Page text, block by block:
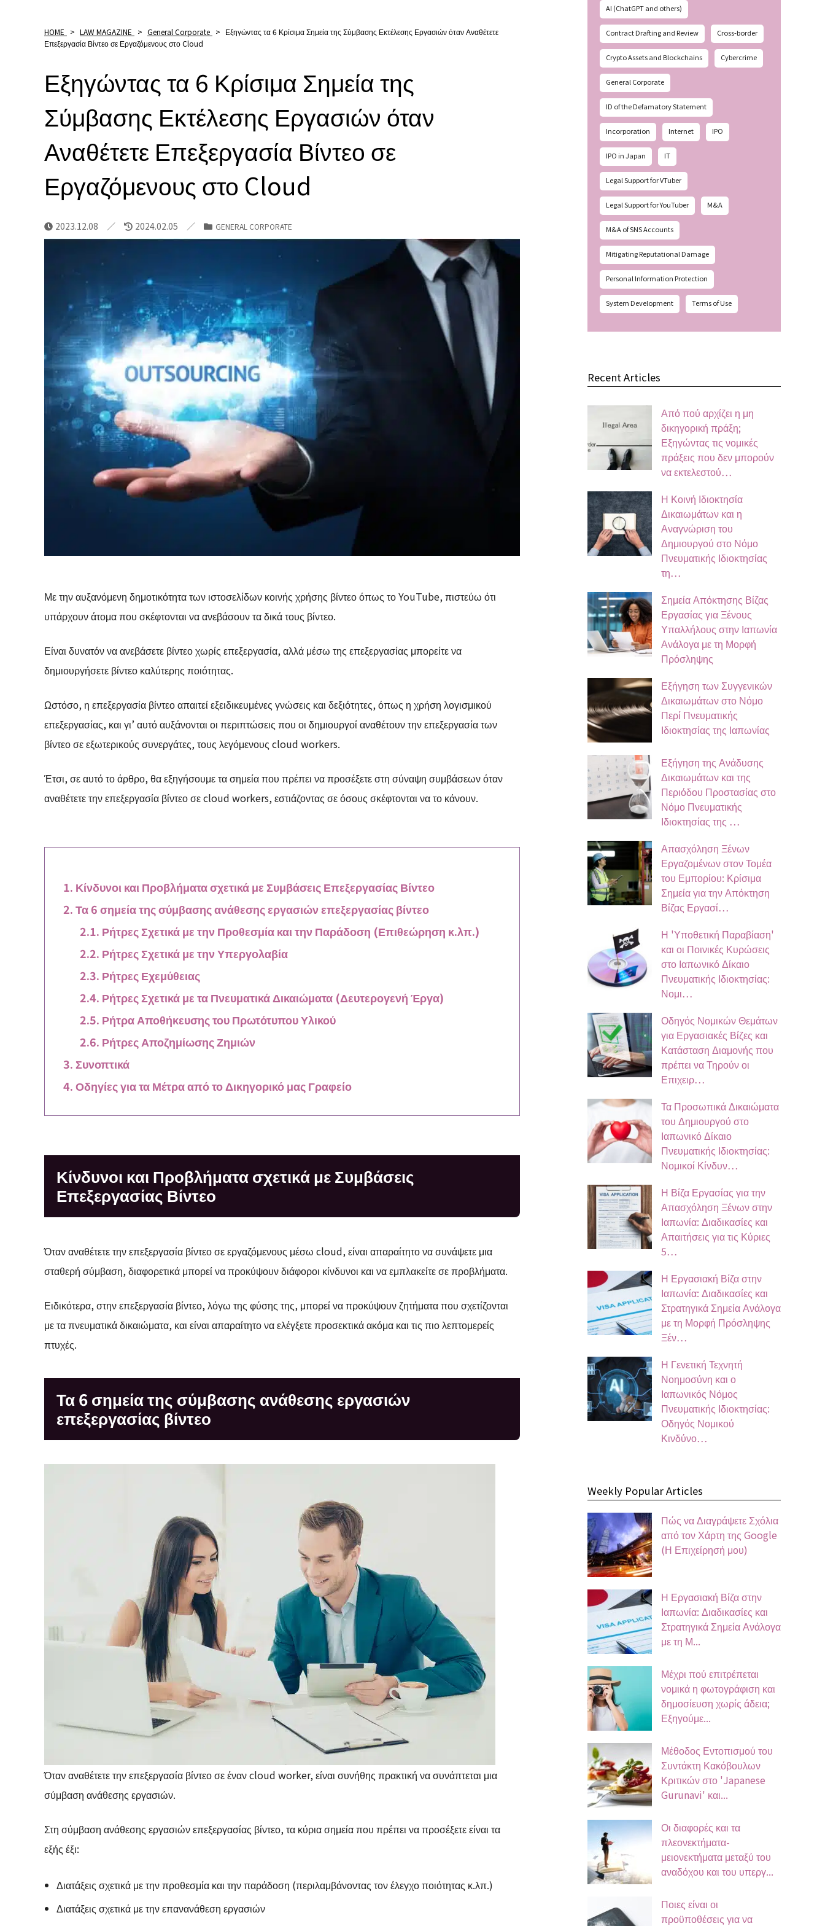
HOME > LAW MAGAZINE > General Corporate > Εξηγώντας τα 6 Κρίσιμα Σημεία της Σύμβασης Εκτέλεσης Εργασιών όταν Αναθέτετε
Επεξεργασία Βίντεο σε Εργαζόμενους στο Cloud
Εξηγώντας τα 6 Κρίσιμα Σημεία της
Σύμβασης Εκτέλεσης Εργασιών όταν
Αναθέτετε Επεξεργασία Βίντεο σε
Εργαζόμενους στο Cloud
2023.12.08 2024.02.05 GENERAL CORPORATE
Με την αυξανόμενη δημοτικότητα των ιστοσελίδων κοινής χρήσης βίντεο όπως το YouTube, πιστεύω ότι
υπάρχουν άτομα που σκέφτονται να ανεβάσουν τα δικά τους βίντεο.
Είναι δυνατόν να ανεβάσετε βίντεο χωρίς επεξεργασία, αλλά μέσω της επεξεργασίας μπορείτε να
δημιουργήσετε βίντεο καλύτερης ποιότητας.
Ωστόσο, η επεξεργασία βίντεο απαιτεί εξειδικευμένες γνώσεις και δεξιότητες, όπως η χρήση λογισμικού
επεξεργασίας, και γι’ αυτό αυξάνονται οι περιπτώσεις που οι δημιουργοί αναθέτουν την επεξεργασία των
βίντεο σε εξωτερικούς συνεργάτες, τους λεγόμενους cloud workers.
Έτσι, σε αυτό το άρθρο, θα εξηγήσουμε τα σημεία που πρέπει να προσέξετε στη σύναψη συμβάσεων όταν
αναθέτετε την επεξεργασία βίντεο σε cloud workers, εστιάζοντας σε όσους σκέφτονται να το κάνουν.
Κίνδυνοι και Προβλήματα σχετικά με Συμβάσεις Επεξεργασίας Βίντεο
Τα 6 σημεία της σύμβασης ανάθεσης εργασιών επεξεργασίας βίντεο
Ρήτρες Σχετικά με την Προθεσμία και την Παράδοση (Επιθεώρηση κ.λπ.)
Ρήτρες Σχετικά με την Υπεργολαβία
Ρήτρες Εχεμύθειας
Ρήτρες Σχετικά με τα Πνευματικά Δικαιώματα (Δευτερογενή Έργα)
Ρήτρα Αποθήκευσης του Πρωτότυπου Υλικού
Ρήτρες Αποζημίωσης Ζημιών
Συνοπτικά
Οδηγίες για τα Μέτρα από το Δικηγορικό μας Γραφείο
Κίνδυνοι και Προβλήματα σχετικά με Συμβάσεις
Επεξεργασίας Βίντεο
Όταν αναθέτετε την επεξεργασία βίντεο σε εργαζόμενους μέσω cloud, είναι απαραίτητο να συνάψετε μια
σταθερή σύμβαση, διαφορετικά μπορεί να προκύψουν διάφοροι κίνδυνοι και να εμπλακείτε σε προβλήματα.
Ειδικότερα, στην επεξεργασία βίντεο, λόγω της φύσης της, μπορεί να προκύψουν ζητήματα που σχετίζονται
με τα πνευματικά δικαιώματα, και είναι απαραίτητο να ελέγξετε προσεκτικά ακόμα και τις πιο λεπτομερείς
πτυχές.
Τα 6 σημεία της σύμβασης ανάθεσης εργασιών
επεξεργασίας βίντεο
Όταν αναθέτετε την επεξεργασία βίντεο σε έναν cloud worker, είναι συνήθης πρακτική να συνάπτεται μια
σύμβαση ανάθεσης εργασιών.
Στη σύμβαση ανάθεσης εργασιών επεξεργασίας βίντεο, τα κύρια σημεία που πρέπει να προσέξετε είναι τα
εξής έξι:
Διατάξεις σχετικά με την προθεσμία και την παράδοση (περιλαμβάνοντας τον έλεγχο ποιότητας κ.λπ.)
Διατάξεις σχετικά με την επανανάθεση εργασιών
AI (ChatGPT and others)
Contract Drafting and Review Cross-border
Crypto Assets and Blockchains Cybercrime
General Corporate
ID of the Defamatory Statement
Incorporation Internet IPO
IPO in Japan IT
Legal Support for VTuber
Legal Support for YouTuber M&A
M&A of SNS Accounts
Mitigating Reputational Damage
Personal Information Protection
System Development Terms of Use
Recent Articles
Από πού αρχίζει η μη
δικηγορική πράξη;
Εξηγώντας τις νομικές
πράξεις που δεν μπορούν
να εκτελεστού…
Η Κοινή Ιδιοκτησία
Δικαιωμάτων και η
Αναγνώριση του
Δημιουργού στο Νόμο
Πνευματικής Ιδιοκτησίας
τη…
Σημεία Απόκτησης Βίζας
Εργασίας για Ξένους
Υπαλλήλους στην Ιαπωνία
Ανάλογα με τη Μορφή
Πρόσληψης
Εξήγηση των Συγγενικών
Δικαιωμάτων στο Νόμο
Περί Πνευματικής
Ιδιοκτησίας της Ιαπωνίας
Εξήγηση της Ανάδυσης
Δικαιωμάτων και της
Περιόδου Προστασίας στο
Νόμο Πνευματικής
Ιδιοκτησίας της …
Απασχόληση Ξένων
Εργαζομένων στον Τομέα
του Εμπορίου: Κρίσιμα
Σημεία για την Απόκτηση
Βίζας Εργασί…
Η 'Υποθετική Παραβίαση'
και οι Ποινικές Κυρώσεις
στο Ιαπωνικό Δίκαιο
Πνευματικής Ιδιοκτησίας:
Νομι…
Οδηγός Νομικών Θεμάτων
για Εργασιακές Βίζες και
Κατάσταση Διαμονής που
πρέπει να Τηρούν οι
Επιχειρ…
Τα Προσωπικά Δικαιώματα
του Δημιουργού στο
Ιαπωνικό Δίκαιο
Πνευματικής Ιδιοκτησίας:
Νομικοί Κίνδυν…
Η Βίζα Εργασίας για την
Απασχόληση Ξένων στην
Ιαπωνία: Διαδικασίες και
Απαιτήσεις για τις Κύριες
5…
Η Εργασιακή Βίζα στην
Ιαπωνία: Διαδικασίες και
Στρατηγικά Σημεία Ανάλογα
με τη Μορφή Πρόσληψης
Ξέν…
Η Γενετική Τεχνητή
Νοημοσύνη και ο
Ιαπωνικός Νόμος
Πνευματικής Ιδιοκτησίας:
Οδηγός Νομικού
Κινδύνο…
Weekly Popular Articles
Πώς να Διαγράψετε Σχόλια
από τον Χάρτη της Google
(Η Επιχείρησή μου)
Η Εργασιακή Βίζα στην
Ιαπωνία: Διαδικασίες και
Στρατηγικά Σημεία Ανάλογα
με τη Μ...
Μέχρι πού επιτρέπεται
νομικά η φωτογράφιση και
δημοσίευση χωρίς άδεια;
Εξηγούμε...
Μέθοδος Εντοπισμού του
Συντάκτη Κακόβουλων
Κριτικών στο 'Japanese
Gurunavi' και...
Οι διαφορές και τα
πλεονεκτήματα-
μειονεκτήματα μεταξύ του
αναδόχου και του υπεργ...
Ποιες είναι οι
προϋποθέσεις για να